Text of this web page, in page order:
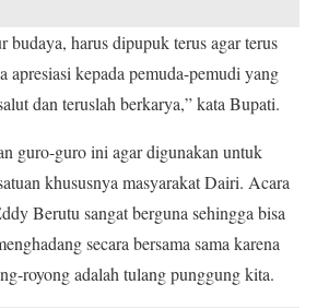
budaya, harus dipupuk terus agar terus
apresiasi kepada pemuda-pemudi yang
dan teruslah berkarya,” kata Bupati.
guro-guro ini agar digunakan untuk
khususnya masyarakat Dairi. Acara
Berutu sangat berguna sehingga bisa
secara bersama sama karena
royong adalah tulang punggung kita.